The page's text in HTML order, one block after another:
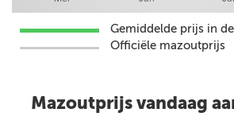
Gemiddelde prijs in
Officiële mazoutprijs
Mazoutprijs vandaag